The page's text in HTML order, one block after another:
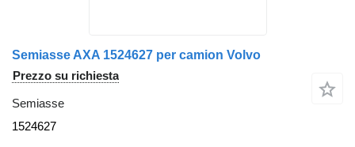
Semiasse AXA 1524627 per camion Volvo
Prezzo su richiesta
Semiasse
1524627